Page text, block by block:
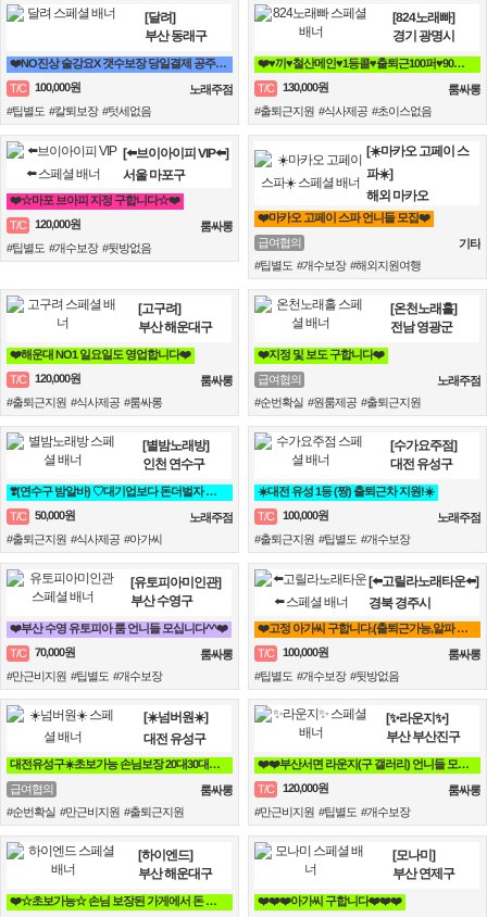
[달려]
부산 동래구
❤️NO진상 술강요X 갯수보장 당일결제 공주님모집❤️
T/C
100,000원
노래주점
#팁별도 #칼퇴보장 #텃세없음
[824노래빠]
경기 광명시
❤️♥끼♥철산메인♥1등콜♥출퇴근100퍼♥90분 13만♥때초X♥❤️
T/C
130,000원
룸싸롱
#출퇴근지원 #식사제공 #초이스없음
[⬅️브이아이피 VIP⬅️]
서울 마포구
❤️☆마포 브아피 지정 구합니다☆❤️
T/C
120,000원
룸싸롱
#팁별도 #개수보장 #뒷방없음
[☀️마카오 고페이 스
파☀️]
해외 마카오
❤️마카오 고페이 스파 언니들 모집❤️
급여협의
기타
#팁별도 #개수보장 #해외지원여행
[고구려]
부산 해운대구
❤️해운대 NO1 일요일도 영업합니다❤️
T/C
120,000원
룸싸롱
#출퇴근지원 #식사제공 #룸싸롱
[온천노래홀]
전남 영광군
❤️지정 및 보도 구합니다❤️
급여협의
노래주점
#순번확실 #원룸제공 #출퇴근지원
[별밤노래방]
인천 연수구
❣️(연수구 밤알바) ♡대기업보다 돈더벌자 젊은실장♡❣️
T/C
50,000원
노래주점
#출퇴근지원 #식사제공 #아가씨
[수가요주점]
대전 유성구
☀️대전 유성 1등 (짱) 출퇴근차 지원!☀️
T/C
100,000원
노래주점
#출퇴근지원 #팁별도 #개수보장
[유토피아미인관]
부산 수영구
❤️부산 수영 유토피아 룸 언니들 모십니다^^❤️
T/C
70,000원
룸싸롱
#만근비지원 #팁별도 #개수보장
[⬅️고릴라노래타운⬅️]
경북 경주시
❤️고정 아가씨 구합니다.(출퇴근가능,알파 인근 지역 퇴근시 퇴근지원 숙박지원~^^❤️
T/C
100,000원
룸싸롱
#팁별도 #개수보장 #뒷방없음
[☀️넘버원☀️]
대전 유성구
대전유성구☀️초보가능 손님보장 20대30대가족모집☀️
급여협의
룸싸롱
#순번확실 #만근비지원 #출퇴근지원
[✨라운지✨]
부산 부산진구
❤️❤️부산서면 라운지(구 갤러리) 언니들 모십니다❤️❤️
T/C
120,000원
룸싸롱
#만근비지원 #팁별도 #개수보장
[하이엔드]
부산 해운대구
❤️☆초보가능☆ 손님 보장된 가게에서 돈 버시는데만 집중하세요!!❤️
[모나미]
부산 연제구
❤️❤️❤️아가씨 구합니다❤️❤️❤️